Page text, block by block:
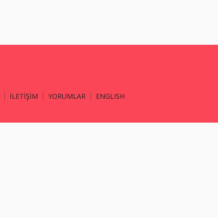
İLETİŞİM YORUMLAR ENGLISH